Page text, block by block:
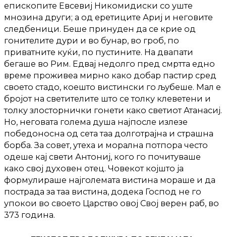
епископите Евсевиј Никомидиски со уште
мнозина други; а од еретиците Ариј и неговите
следбеници. Беше принуден да се крие од
гонителите дури и во бунар, во гроб, по
приватните куќи, по пустините. На двапати
бегаше во Рим. Едвај недолго пред смртта едно
време проживеа мирно како добар пастир сред
своето стадо, коешто вистински го љубеше. Мал е
бројот на светителите што се толку клеветени и
толку злосторнички гонети како светиот Атанасиј.
Но, неговата голема душа најпосле излезе
победоносна од сета таа долготрајна и страшна
борба. За совет, утеха и морална потпора често
одеше кај свети Антониј, кого го почитуваше
како свој духовен отец. Човекот којшто ја
формулираше најголемата вистина мораше и да
пострада за таа вистина, додека Господ не го
упокои во своето Царство овој Свој верен раб, во
373 година.